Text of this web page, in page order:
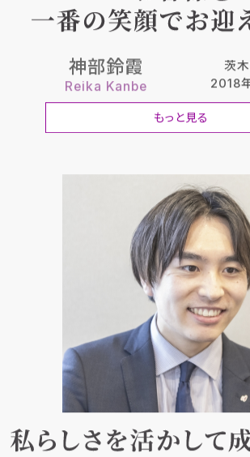
神部鈴霞
Reika Kanbe
茨
2018
もっと見る